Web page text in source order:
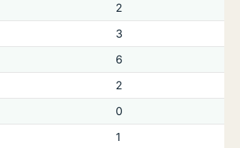
2
3
6
2
0
1